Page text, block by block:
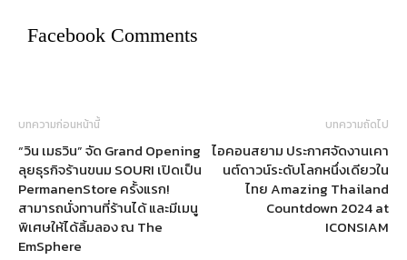
Facebook Comments
บทความก่อนหน้านี้
“วิน เมธวิน” จัด Grand Opening
ลุยธุรกิจร้านขนม SOURI เปิดเป็น
PermanenStore ครั้งแรก!
สามารถนั่งทานที่ร้านได้ และมีเมนู
พิเศษให้ได้ลิ้มลอง ณ The
EmSphere
บทความถัดไป
ไอคอนสยาม ประกาศจัดงานเคา
นต์ดาวน์ระดับโลกหนึ่งเดียวใน
ไทย Amazing Thailand
Countdown 2024 at
ICONSIAM